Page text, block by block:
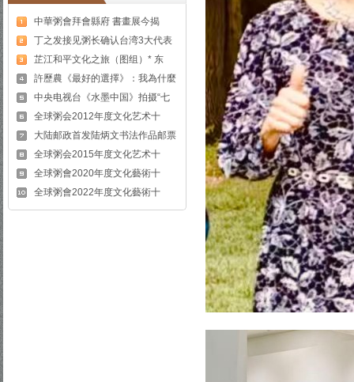
中華粥會拜會縣府 書畫展今揭
丁之发接见粥长确认台湾3大代表
芷江和平文化之旅（图组）* 东
許歷農《最好的選擇》：我為什麼
中央电视台《水墨中国》拍摄“七
全球粥会2012年度文化艺术十
大陆邮政首发陆炳文书法作品邮票
全球粥会2015年度文化艺术十
全球粥會2020年度文化藝術十
全球粥會2022年度文化藝術十